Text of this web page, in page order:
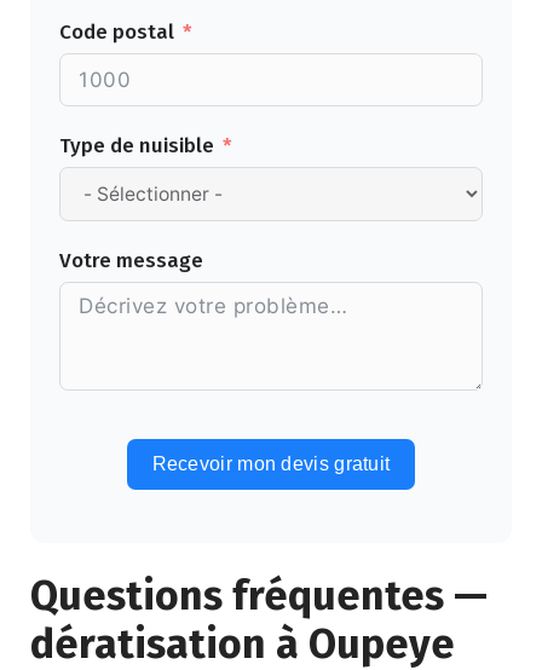
Code postal
Type de nuisible
Votre message
Recevoir mon devis gratuit
Questions fréquentes —
dératisation à Oupeye